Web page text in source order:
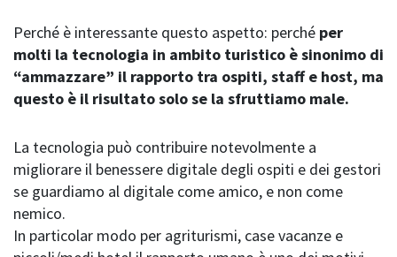
Perché è interessante questo aspetto: perché per
molti la tecnologia in ambito turistico è sinonimo di
“ammazzare” il rapporto tra ospiti, staff e host, ma
questo è il risultato solo se la sfruttiamo male.
La tecnologia può contribuire notevolmente a
migliorare il benessere digitale degli ospiti e dei gestori
se guardiamo al digitale come amico, e non come
nemico.
In particolar modo per agriturismi, case vacanze e